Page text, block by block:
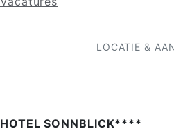
LOCATIE &
HOTEL SONNBLICK****